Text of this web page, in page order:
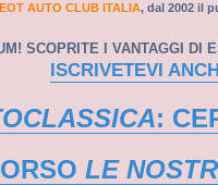
AUTO CLUB ITALIA, dal 2002 il
SCOPRITE I VANTAGGI DI
ISCRIVETEVI
:
LE